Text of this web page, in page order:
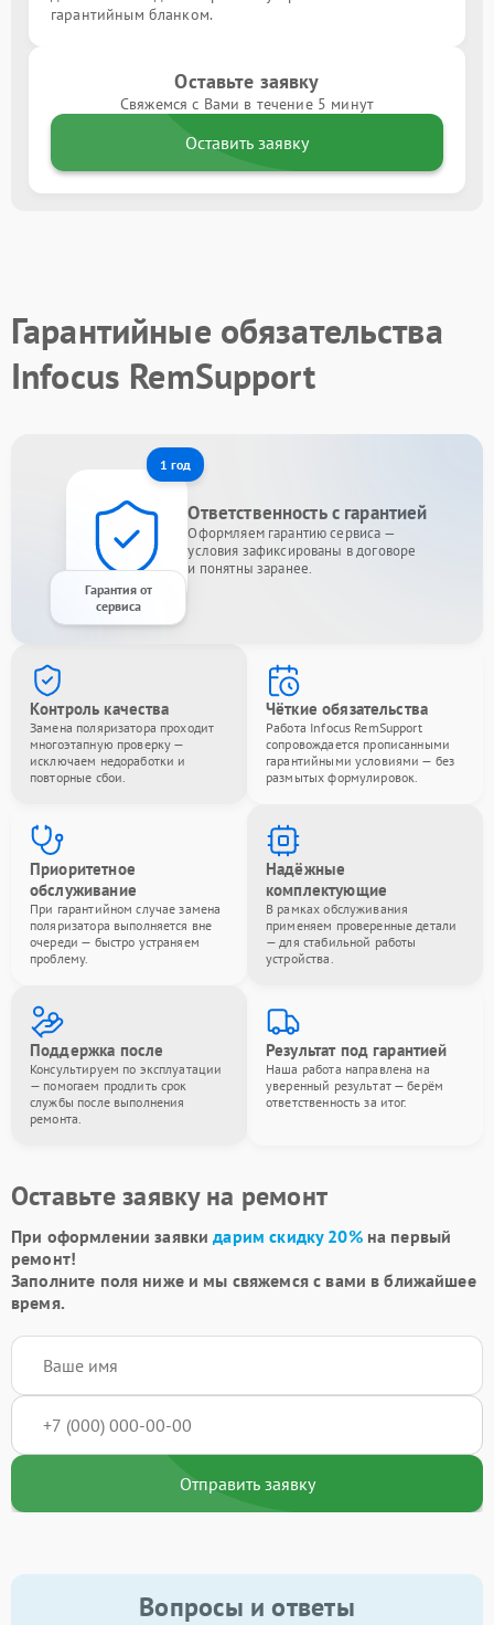
гарантийным бланком.
Оставьте заявку
Свяжемся с Вами в течение 5 минут
Оставить заявку
Гарантийные обязательства
Infocus RemSupport
1 год
Гарантия от
сервиса
Ответственность с гарантией
Оформляем гарантию сервиса —
условия зафиксированы в договоре
и понятны заранее.
Контроль качества
Замена поляризатора проходит
многоэтапную проверку —
исключаем недоработки и
повторные сбои.
Чёткие обязательства
Работа Infocus RemSupport
сопровождается прописанными
гарантийными условиями — без
размытых формулировок.
Приоритетное
обслуживание
При гарантийном случае замена
поляризатора выполняется вне
очереди — быстро устраняем
проблему.
Надёжные
комплектующие
В рамках обслуживания
применяем проверенные детали
— для стабильной работы
устройства.
Поддержка после
Консультируем по эксплуатации
— помогаем продлить срок
службы после выполнения
ремонта.
Результат под гарантией
Наша работа направлена на
уверенный результат — берём
ответственность за итог.
Оставьте заявку на ремонт
При оформлении заявкидарим скидку 20%на первый
ремонт!
Заполните поля ниже и мы свяжемся с вами в ближайшее
время.
Отправить заявку
Вопросы и ответы